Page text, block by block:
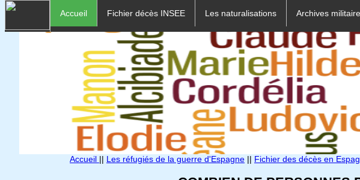
Accueil Fichier décès INSEE Les naturalisations Archives
Accueil || Les réfugiés de la guerre d'Espagne || Fichier des décès en